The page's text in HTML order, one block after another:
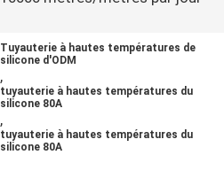
Tuyauterie à hautes températures de
silicone d'ODM
,
tuyauterie à hautes températures du
silicone 80A
,
tuyauterie à hautes températures du
silicone 80A